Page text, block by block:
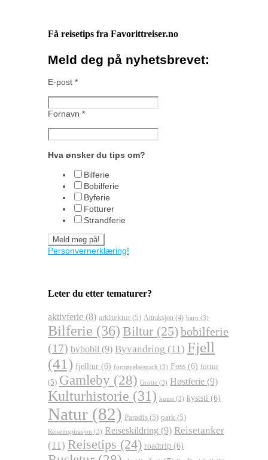
Få reisetips fra Favorittreiser.no
Meld deg på nyhetsbrevet:
E-post *
Fornavn *
Hva ønsker du tips om?
Bilferie
Bobilferie
Byferie
Fotturer
Strandferie
Personvernerklæring!
Leter du etter tematurer?
aktivferie (8) arkitektur (5) Attraksjon (4) barn (3)
Bilferie (36) Biltur (25)bobilferie
(17) bybobil (9) Byvandring (11) Fjell
(41) fjelltur (6) fornøyelsespark (3) Foss (6) fottur
(5) Gamleby (28) Grotte (3) Høstferie (9)
Kulturhistorie (31) kunst (3) kyststi (6)
Natur (82) Paradis (5) park (5)
Reiseinspirasjon (3) Reiseskildring (9) Reisetanker
(11) Reisetips (24) roadtrip (6)